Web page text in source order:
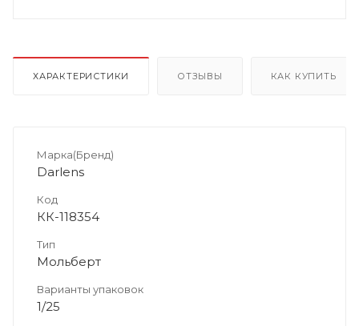
ХАРАКТЕРИСТИКИ ОТЗЫВЫ КАК КУПИТЬ
Марка(Бренд)
Darlens
Код
КК-118354
Тип
Мольберт
Варианты упаковок
1/25